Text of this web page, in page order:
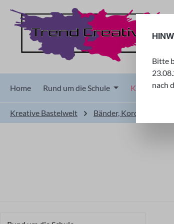
Hauptinhalt springen
Zur Suche springen
Zur Hauptnavigation springen
Home Rund um die Schule Kreative
Kreative Bastelwelt Bänder, Kordeln & Tüll
Bitte
nach